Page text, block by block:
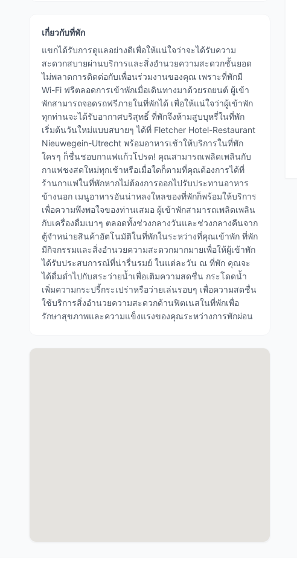
เกี่ยวกับที่พัก
แขกได้รับการดูแลอย่างดีเพื่อให้แน่ใจว่าจะได้รับความ
สะดวกสบายผ่านบริการและสิ่งอำนวยความสะดวกชั้นยอด
ไม่พลาดการติดต่อกับเพื่อนร่วมงานของคุณ เพราะที่พักมี
Wi-Fi ฟรีตลอดการเข้าพักเมื่อเดินทางมาด้วยรถยนต์ ผู้เข้า
พักสามารถจอดรถฟรีภายในที่พักได้ เพื่อให้แน่ใจว่าผู้เข้าพัก
ทุกท่านจะได้รับอากาศบริสุทธิ์ ที่พักจึงห้ามสูบบุหรี่ในที่พัก
เริ่มต้นวันใหม่แบบสบายๆ ได้ที่ Fletcher Hotel-Restaurant
Nieuwegein-Utrecht พร้อมอาหารเช้าให้บริการในที่พัก
ใครๆ ก็ชื่นชอบกาแฟแก้วโปรด! คุณสามารถเพลิดเพลินกับ
กาแฟชงสดใหม่ทุกเช้าหรือเมื่อใดก็ตามที่คุณต้องการได้ที่
ร้านกาแฟในที่พักหากไม่ต้องการออกไปรับประทานอาหาร
ข้างนอก เมนูอาหารอันน่าหลงใหลของที่พักก็พร้อมให้บริการ
เพื่อความพึงพอใจของท่านเสมอ ผู้เข้าพักสามารถเพลิดเพลิน
กับเครื่องดื่มเบาๆ ตลอดทั้งช่วงกลางวันและช่วงกลางคืนจาก
ตู้จำหน่ายสินค้าอัตโนมัติในที่พักในระหว่างที่คุณเข้าพัก ที่พัก
มีกิจกรรมและสิ่งอำนวยความสะดวกมากมายเพื่อให้ผู้เข้าพัก
ได้รับประสบการณ์ที่น่ารื่นรมย์ ในแต่ละวัน ณ ที่พัก คุณจะ
ได้ดื่มด่ำไปกับสระว่ายน้ำเพื่อเติมความสดชื่น กระโดดน้ำ
เพิ่มความกระปรี้กระเปร่าหรือว่ายเล่นรอบๆ เพื่อความสดชื่น
ใช้บริการสิ่งอำนวยความสะดวกด้านฟิตเนสในที่พักเพื่อ
รักษาสุขภาพและความแข็งแรงของคุณระหว่างการพักผ่อน